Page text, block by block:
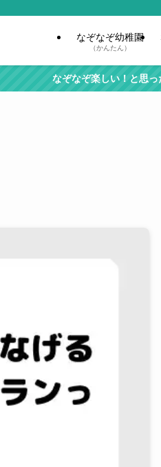
なぞなぞ幼稚園
（かんたん）
なぞなぞ楽しい！と思ったら『ブ